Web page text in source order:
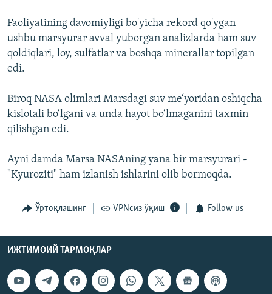
Faoliyatining davomiyligi bo'yicha rekord qo'ygan
ushbu marsyurar avval yuborgan analizlarda ham suv
qoldiqlari, loy, sulfatlar va boshqa minerallar topilgan
edi.
Biroq NASA olimlari Marsdagi suv me‘yoridan oshiqcha
kislotali bo‘lgani va unda hayot bo‘lmaganini taxmin
qilishgan edi.
Ayni damda Marsa NASAning yana bir marsyurari -
"Kyuroziti" ham izlanish ishlarini olib bormoqda.
Ўртоқлашинг VPNсиз ўқиш Follow us
ИЖТИМОИЙ ТАРМОҚЛАР